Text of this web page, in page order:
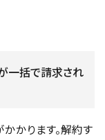
一括で請求され
かります。解約す